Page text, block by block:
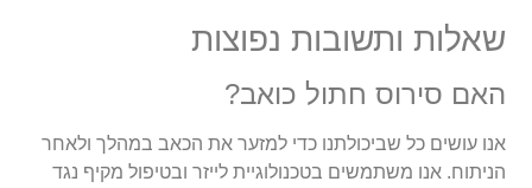
שאלות ותשובות נפוצות
האם סירוס חתול כואב?
אנו עושים כל שביכולתנו כדי למזער את הכאב במהלך ולאחר
הניתוח. אנו משתמשים בטכנולוגיית לייזר ובטיפול מקיף נגד